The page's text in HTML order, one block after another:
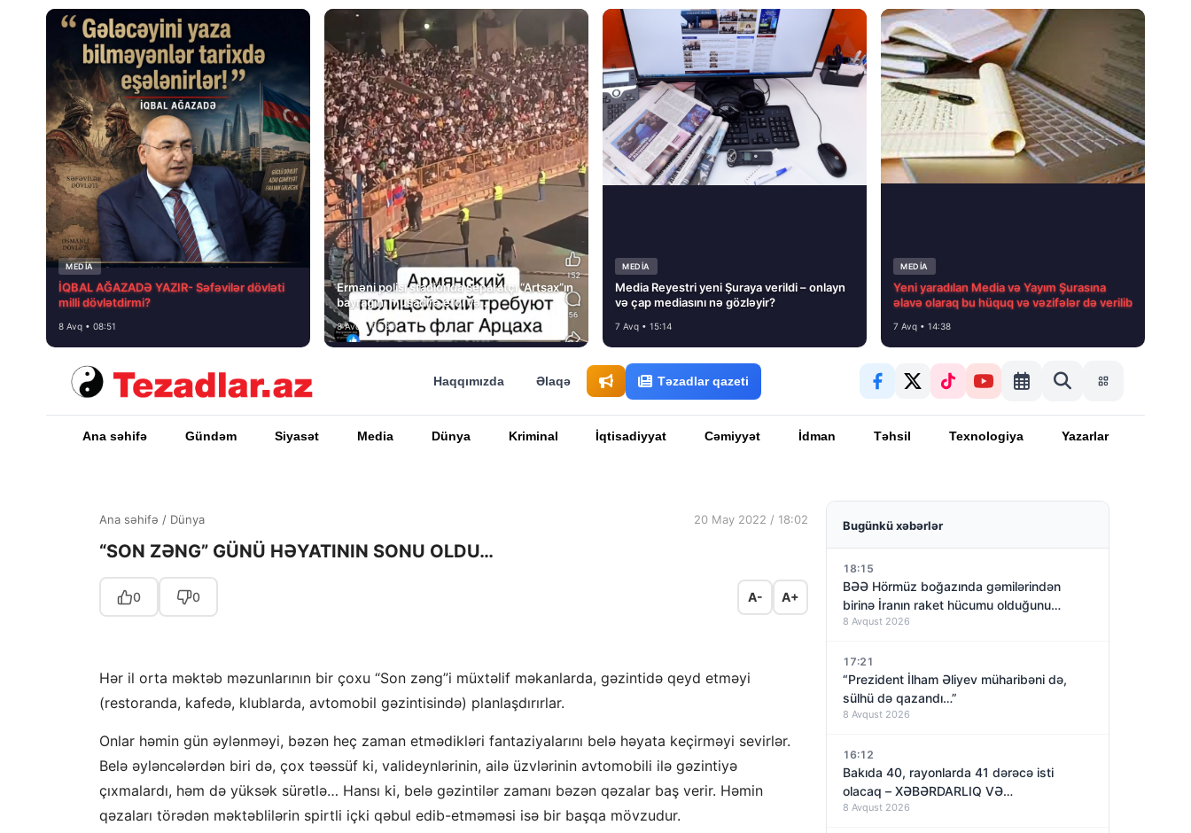
MEDİA
İQBAL AĞAZADƏ YAZIR- Səfəvilər dövləti
milli dövlətdirmi?
8 Avq • 08:51
Erməni polisi stadionda separatçı “Artsax”ın
bayrağını müsadirə etdi və…
8 Avq • 08:39
MEDİA
Media Reyestri yeni Şuraya verildi – onlayn
və çap mediasını nə gözləyir?
7 Avq • 15:14
MEDİA
Yeni yaradılan Media və Yayım Şurasına
əlavə olaraq bu hüquq və vəzifələr də verilib
7 Avq • 14:38
Haqqımızda Əlaqə Təzadlar qazeti
Ana səhifə Gündəm Siyasət Media Dünya Kriminal İqtisadiyyat Cəmiyyət İdman Təhsil Texnologiya Yazarlar
Ana səhifə / Dünya 20 May 2022 / 18:02
“SON ZƏNG” GÜNÜ HƏYATININ SONU OLDU…
0 0 A- A+
Hər il orta məktəb məzunlarının bir çoxu “Son zəng”i müxtəlif məkanlarda, gəzintidə qeyd etməyi
(restoranda, kafedə, klublarda, avtomobil gəzintisində) planlaşdırırlar.
Onlar həmin gün əylənməyi, bəzən heç zaman etmədikləri fantaziyalarını belə həyata keçirməyi sevirlər.
Belə əyləncələrdən biri də, çox təəssüf ki, valideynlərinin, ailə üzvlərinin avtomobili ilə gəzintiyə
çıxmalardı, həm də yüksək sürətlə… Hansı ki, belə gəzintilər zamanı bəzən qəzalar baş verir. Həmin
qəzaları törədən məktəblilərin spirtli içki qəbul edib-etməməsi isə bir başqa mövzudur.
Bugünkü xəbərlər
18:15
BƏƏ Hörmüz boğazında gəmilərindən
birinə İranın raket hücumu olduğunu
açıqladı
8 Avqust 2026
17:21
“Prezident İlham Əliyev müharibəni də,
sülhü də qazandı…”
8 Avqust 2026
16:12
Bakıda 40, rayonlarda 41 dərəcə isti
olacaq – XƏBƏRDARLIQ VƏ…
8 Avqust 2026